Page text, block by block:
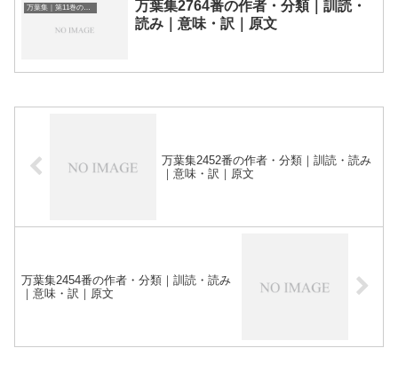
万葉集｜第11巻の和歌一覧
万葉集2764番の作者・分類｜訓読・
読み｜意味・訳｜原文
万葉集2452番の作者・分類｜訓読・読み
｜意味・訳｜原文
万葉集2454番の作者・分類｜訓読・読み
｜意味・訳｜原文